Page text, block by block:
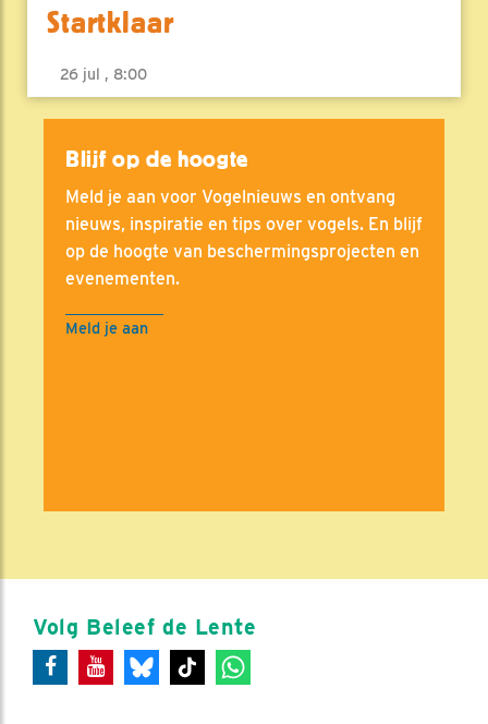
Startklaar
26 jul , 8:00
Blijf op de hoogte
Meld je aan voor Vogelnieuws en ontvang
nieuws, inspiratie en tips over vogels. En blijf
op de hoogte van beschermingsprojecten en
evenementen.
Meld je aan
Volg Beleef de Lente